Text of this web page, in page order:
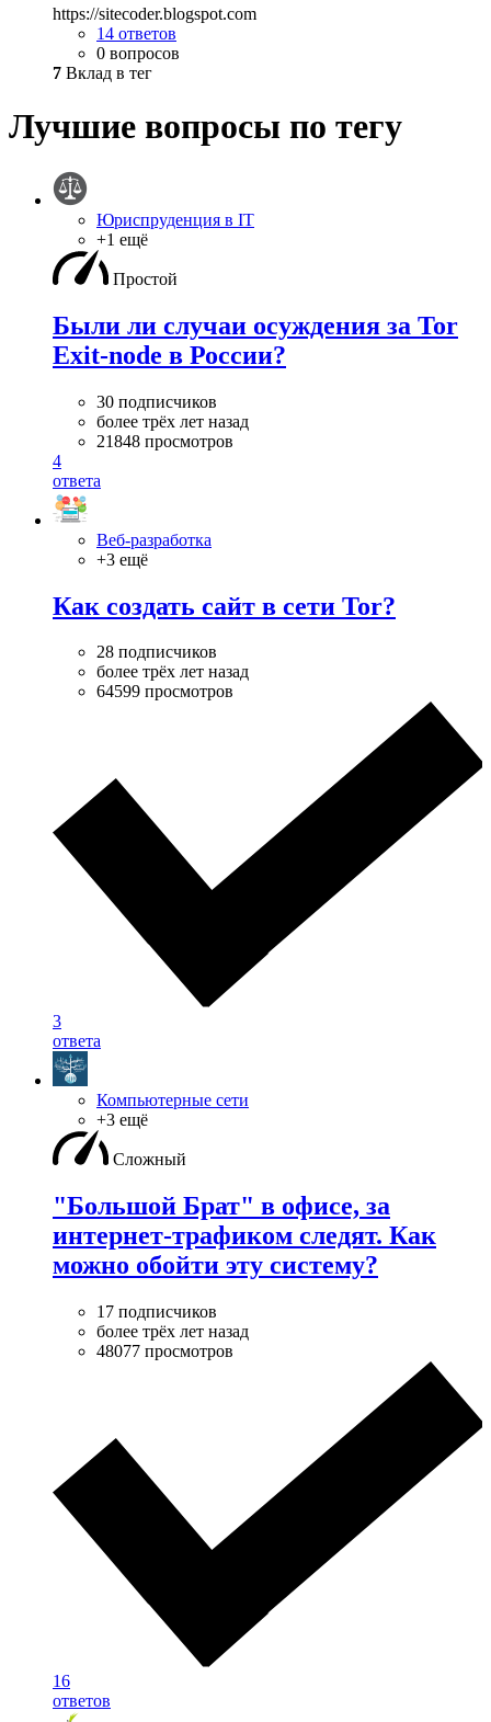
https://sitecoder.blogspot.com
14 ответов
0 вопросов
7 Вклад в тег
Лучшие вопросы по тегу
Юриспруденция в IT
+1 ещё
Простой
Были ли случаи осуждения за Tor
Exit-node в России?
30 подписчиков
более трёх лет назад
21848 просмотров
4
ответа
Веб-разработка
+3 ещё
Как создать сайт в сети Tor?
28 подписчиков
более трёх лет назад
64599 просмотров
3
ответа
Компьютерные сети
+3 ещё
Сложный
"Большой Брат" в офисе, за
интернет-трафиком следят. Как
можно обойти эту систему?
17 подписчиков
более трёх лет назад
48077 просмотров
16
ответов